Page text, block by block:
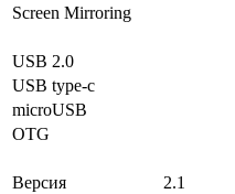
Screen Mirroring
USB 2.0
USB type-c
microUSB
OTG
Версия
2.1